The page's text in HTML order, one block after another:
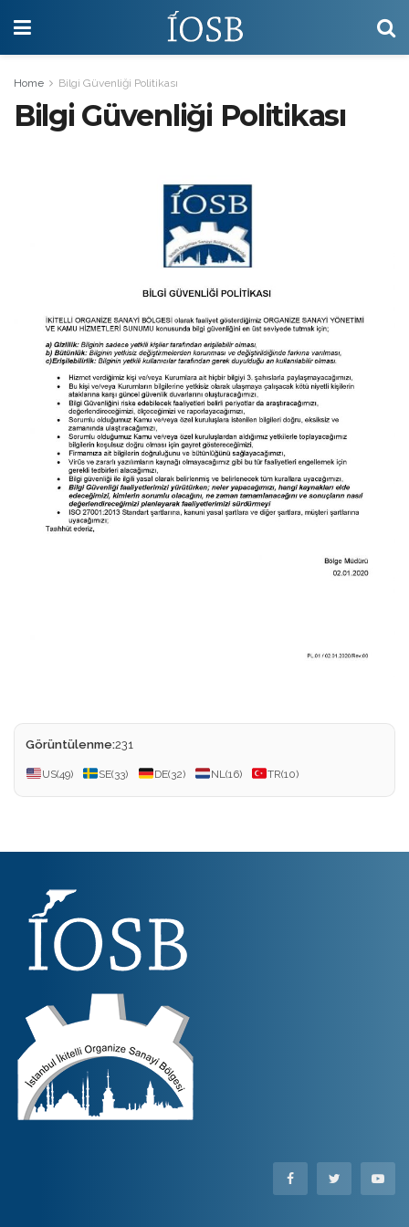
Home Bilgi Güvenliği Politikası
Bilgi Güvenliği Politikası
Görüntülenme:231
US(49) SE(33) DE(32) NL(16) TR(10)